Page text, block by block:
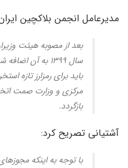
مدیرعامل انجمن بلاکچین
سال ۱۳۹۹ به آن
باید برای رمزارز تازه
مرکزی و وزارت صمت
بازگردد.
آشتیانی تصریح کرد:
با توجه به اینکه